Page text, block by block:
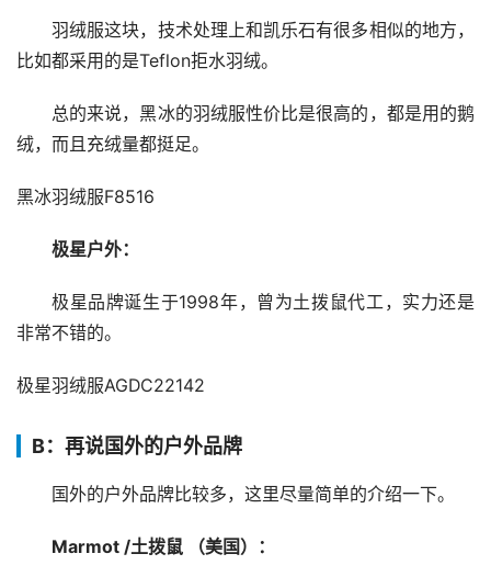
羽绒服这块，技术处理上和凯乐石有很多相似的地方，
比如都采用的是Teflon拒水羽绒。
总的来说，黑冰的羽绒服性价比是很高的，都是用的鹅
绒，而且充绒量都挺足。
黑冰羽绒服F8516
极星户外：
极星品牌诞生于1998年，曾为土拨鼠代工，实力还是
非常不错的。
极星羽绒服AGDC22142
B：再说国外的户外品牌
国外的户外品牌比较多，这里尽量简单的介绍一下。
Marmot /土拨鼠 （美国）：